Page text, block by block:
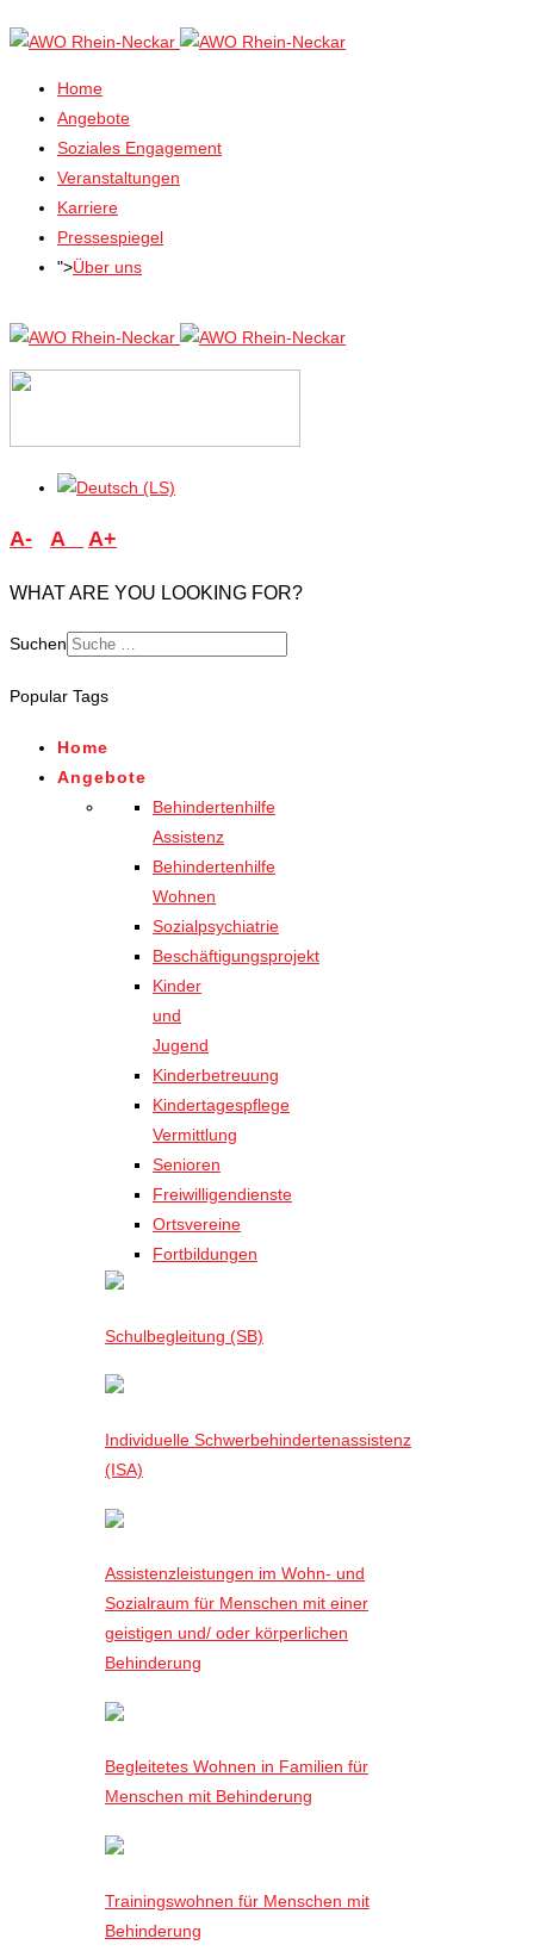
Home
Angebote
Soziales Engagement
Veranstaltungen
Karriere
Pressespiegel
">Über uns
A- A A+
WHAT ARE YOU LOOKING FOR?
Suchen
Popular Tags
Home
Angebote
Behindertenhilfe
Assistenz
Behindertenhilfe
Wohnen
Sozialpsychiatrie
Beschäftigungsprojekt
Kinder
und
Jugend
Kinderbetreuung
Kindertagespflege
Vermittlung
Senioren
Freiwilligendienste
Ortsvereine
Fortbildungen
Schulbegleitung (SB)
Individuelle Schwerbehindertenassistenz
(ISA)
Assistenzleistungen im Wohn- und
Sozialraum für Menschen mit einer
geistigen und/ oder körperlichen
Behinderung
Begleitetes Wohnen in Familien für
Menschen mit Behinderung
Trainingswohnen für Menschen mit
Behinderung